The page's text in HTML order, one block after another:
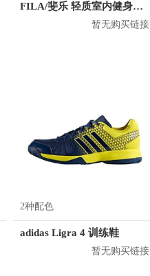
FILA/斐乐 轻质室内健身鞋 22732402 训练鞋
暂无购买链接
2种配色
adidas Ligra 4 训练鞋
暂无购买链接